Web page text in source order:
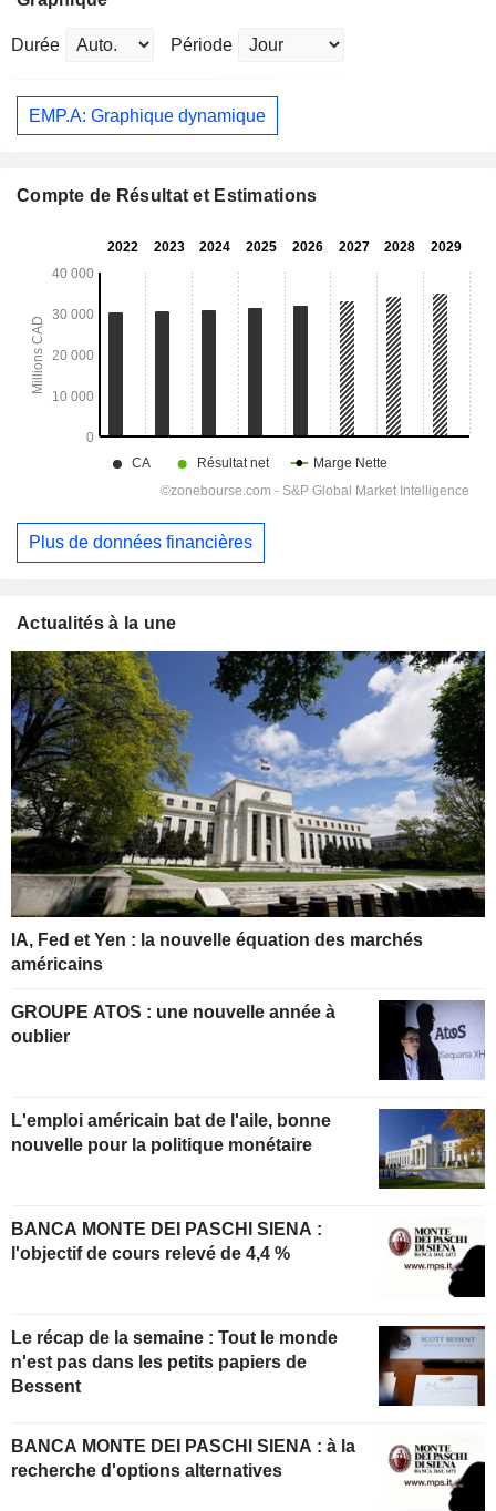
Durée Période
EMP.A: Graphique dynamique
Compte de Résultat et Estimations
Plus de données financières
Actualités à la une
IA, Fed et Yen : la nouvelle équation des marchés
américains
GROUPE ATOS : une nouvelle année à
oublier
L'emploi américain bat de l'aile, bonne
nouvelle pour la politique monétaire
BANCA MONTE DEI PASCHI SIENA :
l'objectif de cours relevé de 4,4 %
Le récap de la semaine : Tout le monde
n'est pas dans les petits papiers de
Bessent
BANCA MONTE DEI PASCHI SIENA : à la
recherche d'options alternatives